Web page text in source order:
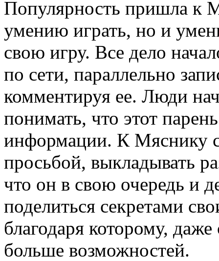
Популярность пришла к
умению играть, но и
свою игру. Все дело
по сети, параллельно
комментируя ее. Люди
понимать, что этот
информации. К Мяснику
просьбой, выкладывать
что он в свою очередь и
поделиться секретами
благодаря которому,
больше возможностей.